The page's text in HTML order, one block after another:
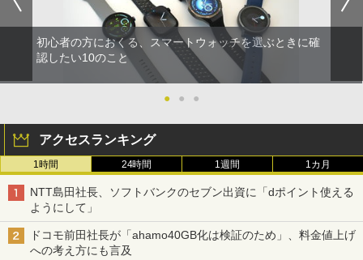
初心者の方におくる、スマートウォッチを選ぶときに確
認したい10のこと
● ● ●
アクセスランキング
1時間 24時間 1週間 1カ月
NTT島田社長、ソフトバンクのセブン出資に「dポイント使える
ようにして」
ドコモ前田社長が「ahamo40GB化は検証のため」、料金値上げ
への考え方にも言及